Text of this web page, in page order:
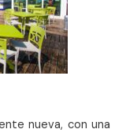
nueva, con una